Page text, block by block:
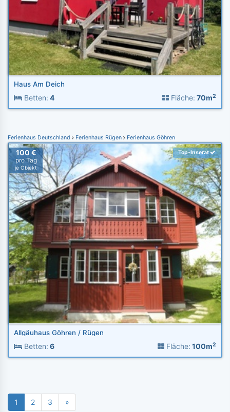
Haus Am Deich
Betten: 4 Fläche: 70m2
Ferienhaus Deutschland Ferienhaus Rügen Ferienhaus Göhren
100 €
pro Tag
je Objekt
Top-Inserat
Allgäuhaus Göhren / Rügen
Betten: 6 Fläche: 100m2
1 2 3 »